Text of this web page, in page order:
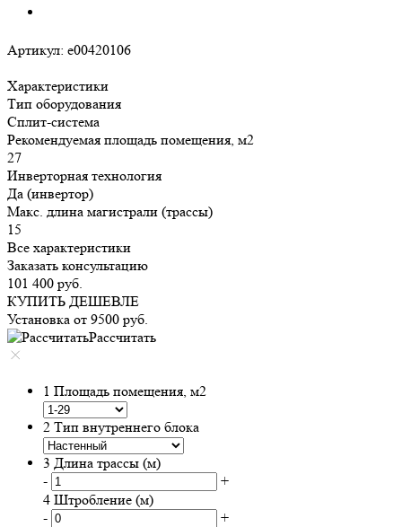
Артикул: e00420106
Характеристики
Тип оборудования
Сплит-система
Рекомендуемая площадь помещения, м2
27
Инверторная технология
Да (инвертор)
Макс. длина магистрали (трассы)
15
Все характеристики
Заказать консультацию
101 400 руб.
КУПИТЬ ДЕШЕВЛЕ
Установка от 9500 руб.
Рассчитать
1 Площадь помещения, м2
2 Тип внутреннего блока
3 Длина трассы (м)
-
+
4 Штробление (м)
-
+